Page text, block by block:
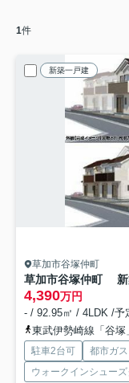
1件
新築一戸建
草加市谷塚仲町
草加市谷塚仲町 新
4,390万円
- / 92.95㎡ / 4LDK /予
東武伊勢崎線「谷
駐車2台可 都市ガス
ウォークインシューズ